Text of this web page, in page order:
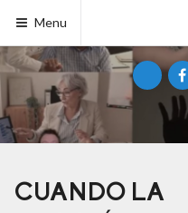
Menu
CUANDO LA